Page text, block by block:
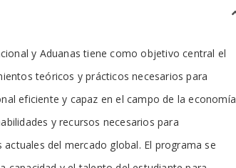
y Aduanas tiene como objetivo central el
teóricos y prácticos necesarios para
eficiente y capaz en el campo de la economía
y recursos necesarios para
del mercado global. El programa se